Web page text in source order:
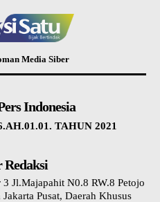
Media Siber
Indonesia
TAHUN 2021
Jl.Majapahit N0.8 RW.8 Petojo
Pusat, Daerah Khusus